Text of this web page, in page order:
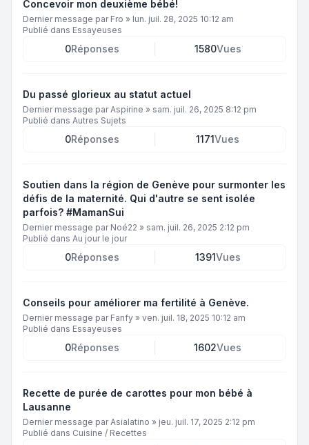
Concevoir mon deuxième bébé!
Dernier message par Fro » lun. juil. 28, 2025 10:12 am
Publié dans Essayeuses
0Réponses 1580Vues
Du passé glorieux au statut actuel
Dernier message parAspirine » sam. juil. 26, 2025 8:12 pm
Publié dans Autres Sujets
0Réponses 1171Vues
Soutien dans la région de Genève pour surmonter les
défis de la maternité. Qui d'autre se sent isolée
parfois? #MamanSui
Dernier message par Noé22 » sam. juil. 26, 2025 2:12 pm
Publié dans Au jour le jour
0Réponses 1391Vues
Conseils pour améliorer ma fertilité à Genève.
Dernier message par Fanfy » ven. juil. 18, 2025 10:12 am
Publié dans Essayeuses
0Réponses 1602Vues
Recette de purée de carottes pour mon bébé à
Lausanne
Dernier message parAsialatino » jeu. juil. 17, 2025 2:12 pm
Publié dans Cuisine / Recettes